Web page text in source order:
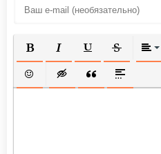
ПОЛУЖИРНЫЙ
КУРСИВПОДЧЕРКНУТЫЙ
ВСТАВИТЬ СМАЙЛИК
ВСТАВКА СКРЫТОГО
ВСТАВКАВСТАВКА